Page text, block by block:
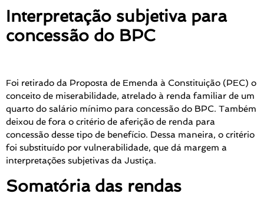
Interpretação subjetiva para
concessão do BPC
Foi retirado da Proposta de Emenda à Constituição (PEC) o
conceito de miserabilidade, atrelado à renda familiar de um
quarto do salário mínimo para concessão do BPC. Também
deixou de fora o critério de aferição de renda para
concessão desse tipo de benefício. Dessa maneira, o critério
foi substituído por vulnerabilidade, que dá margem a
interpretações subjetivas da Justiça.
Somatória das rendas